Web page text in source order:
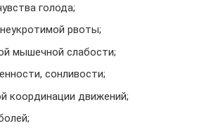
голода;
рвоты;
мышечной слабости;
сонливости;
координации движений;